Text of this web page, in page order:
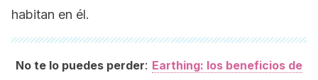
habitan en él.
No te lo puedes perder: Earthing: los beneficios de